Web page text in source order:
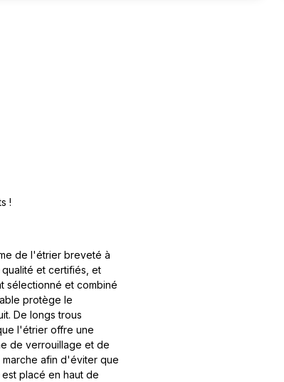
!
de l'étrier breveté à
et certifiés, et
sélectionné et combiné
protège le
De longs trous
l'étrier offre une
de verrouillage et de
afin d'éviter que
placé en haut de